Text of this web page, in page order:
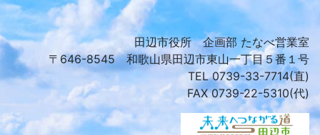
田辺市役所 企画部 たなべ営業室
〒646-8545 和歌山県田辺市東山一丁目５番１号
TEL 0739-33-7714(直)
FAX 0739-22-5310(代)